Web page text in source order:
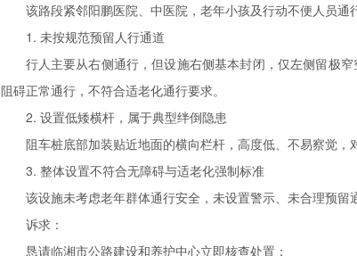
该路段紧邻阳鹏医院、中医院，老年小孩及行动不便人员
1. 未按规范预留人行通道
行人主要从右侧通行，但设施右侧基本封闭，仅左侧留极
阻碍正常通行，不符合适老化通行要求。
2. 设置低矮横杆，属于典型绊倒隐患
阻车桩底部加装贴近地面的横向栏杆，高度低、不易察觉
3. 整体设置不符合无障碍与适老化强制标准
该设施未考虑老年群体通行安全，未设置警示、未合理预
诉求：
恳请临湘市公路建设和养护中心立即核查处置：